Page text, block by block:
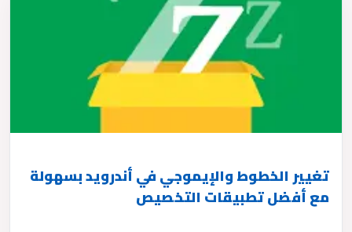
تغيير الخطوط والإيموجي في أندرويد بسهولة
مع أفضل تطبيقات التخصيص